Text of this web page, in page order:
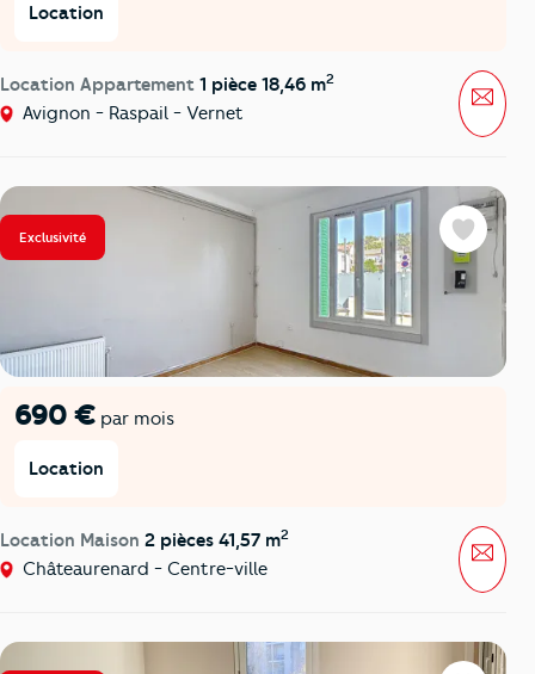
Location
Location Appartement 1 pièce 18,46 m2
Avignon - Raspail - Vernet
Exclusivité
690 € par mois
Location
Location Maison 2 pièces 41,57 m2
Châteaurenard - Centre-ville
Favoris